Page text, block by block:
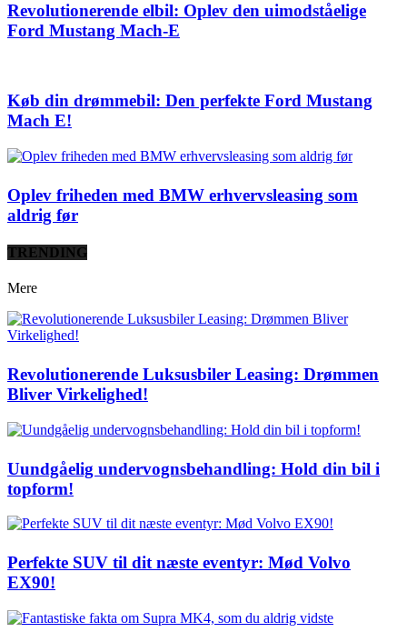
Revolutionerende elbil: Oplev den uimodståelige
Ford Mustang Mach-E
Køb din drømmebil: Den perfekte Ford Mustang
Mach E!
Oplev friheden med BMW erhvervsleasing som
aldrig før
TRENDING
Mere
Revolutionerende Luksusbiler Leasing: Drømmen
Bliver Virkelighed!
Uundgåelig undervognsbehandling: Hold din bil i
topform!
Perfekte SUV til dit næste eventyr: Mød Volvo
EX90!